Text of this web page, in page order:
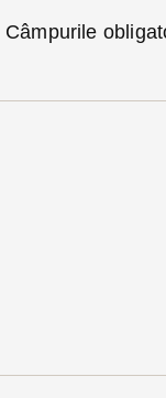
Câmpurile